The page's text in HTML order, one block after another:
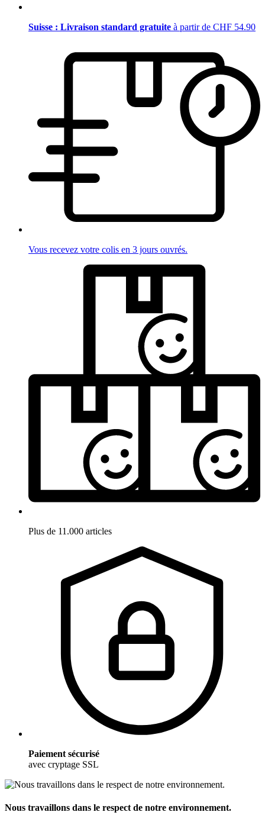
Suisse : Livraison standard gratuite à partir de CHF 54.90
Vous recevez votre colis en 3 jours ouvrés.
Plus de 11.000 articles
Paiement sécurisé
avec cryptage SSL
Nous travaillons dans le respect de notre environnement.